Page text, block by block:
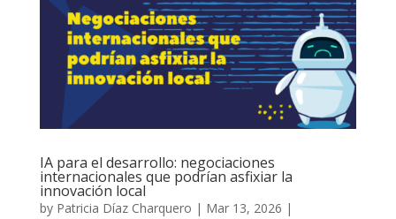
IA para el desarrollo: negociaciones
internacionales que podrían asfixiar la
innovación local
by Patricia Díaz Charquero | Mar 13, 2026 |